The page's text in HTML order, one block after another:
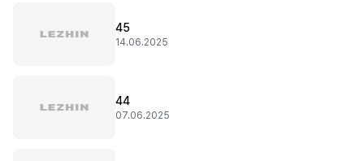
45
14.06.2025
44
07.06.2025